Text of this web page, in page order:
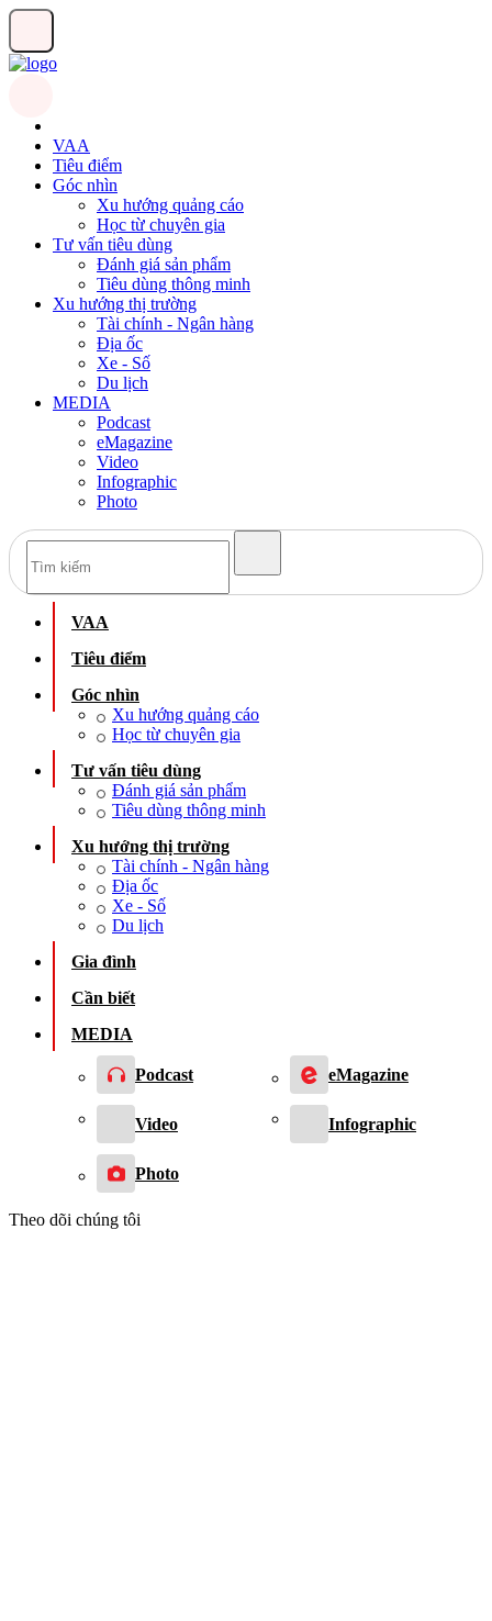
VAA
Tiêu điểm
Góc nhìn
Xu hướng quảng cáo
Học từ chuyên gia
Tư vấn tiêu dùng
Đánh giá sản phẩm
Tiêu dùng thông minh
Xu hướng thị trường
Tài chính - Ngân hàng
Địa ốc
Xe - Số
Du lịch
MEDIA
Podcast
eMagazine
Video
Infographic
Photo
VAA
Tiêu điểm
Góc nhìn
Xu hướng quảng cáo
Học từ chuyên gia
Tư vấn tiêu dùng
Đánh giá sản phẩm
Tiêu dùng thông minh
Xu hướng thị trường
Tài chính - Ngân hàng
Địa ốc
Xe - Số
Du lịch
Gia đình
Cần biết
MEDIA
Podcast eMagazine
Video Infographic
Photo
Theo dõi chúng tôi